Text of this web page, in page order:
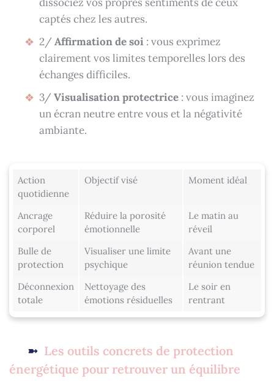
captés chez les autres.
2/ Affirmation de soi : vous exprimez
clairement vos limites temporelles lors des
échanges difficiles.
3/ Visualisation protectrice : vous imaginez
un écran neutre entre vous et la négativité
ambiante.
Action
quotidienne
Objectif visé Moment idéal
Ancrage
corporel
Réduire la porosité
émotionnelle
Le matin au
réveil
Bulle de
protection
Visualiser une limite
psychique
Avant une
réunion tendue
Déconnexion
totale
Nettoyage des
émotions résiduelles
Le soir en
rentrant
Les outils concrets de protection
énergétique pour retrouver un équilibre